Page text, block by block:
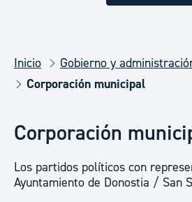
Inicio
Gobierno y
Corporación municipal
Corporación
Los partidos políticos con
Ayuntamiento de Donostia / San